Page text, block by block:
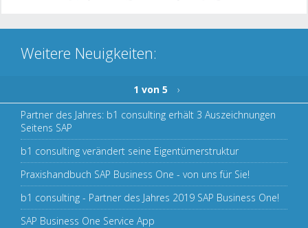
Weitere Neuigkeiten:
1 von 5
›
Partner des Jahres: b1 consulting erhält 3 Auszeichnungen
Seitens SAP
b1 consulting verändert seine Eigentümerstruktur
Praxishandbuch SAP Business One - von uns für Sie!
b1 consulting - Partner des Jahres 2019 SAP Business One!
SAP Business One Service App